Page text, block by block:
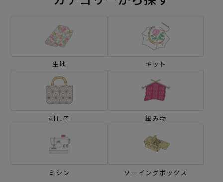
生地 キット
刺し子 編み物
ミシン ソーイングボックス